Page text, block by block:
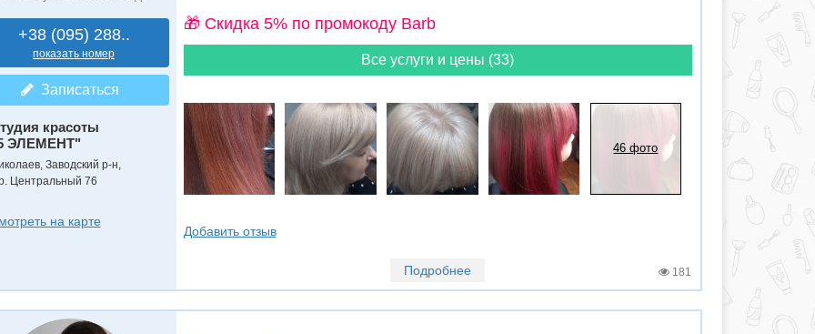
+38 (095) 288..
показать номер
Записаться
красоты
ЭЛЕМЕНТ"
Заводский р-н,
Центральный 76
на карте
🎁 Cкидка 5% по промокоду Barb
Все услуги и цены (33)
46 фото
Добавить отзыв
Подробнее 181